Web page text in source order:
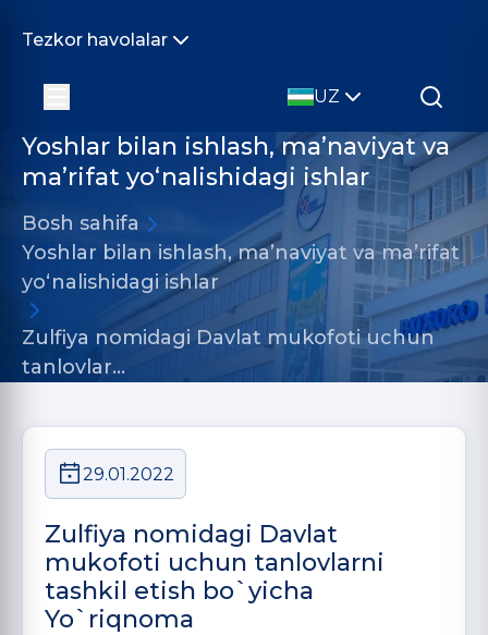
Tezkor havolalar
UZ
Yoshlar bilan ishlash, ma’naviyat va
ma’rifat yo‘nalishidagi ishlar
Bosh sahifa
Yoshlar bilan ishlash, ma’naviyat va ma’rifat
yo‘nalishidagi ishlar
Zulfiya nomidagi Davlat mukofoti uchun
tanlovlar…
29.01.2022
Zulfiya nomidagi Davlat
mukofoti uchun tanlovlarni
tashkil etish bo`yicha
Yo`riqnoma